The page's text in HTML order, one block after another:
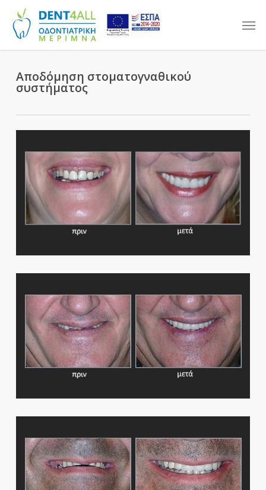
main
content
Αποδόμηση στοματογναθικού
συστήματος